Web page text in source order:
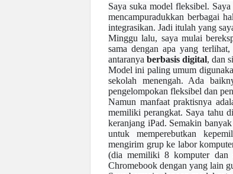
Saya suka model fleksibel.
mencampuradukkan berbagai
integrasikan. Jadi itulah yang
Minggu lalu, saya mulai
sama dengan apa yang terlihat,
antaranya berbasis digital, dan
Model ini paling umum
sekolah menengah. Ada
pengelompokan fleksibel dan
Namun manfaat praktisnya
memiliki perangkat. Saya tahu
keranjang iPad. Semakin
untuk memperebutkan
mengirim grup ke labor
(dia memiliki 8 komputer dan
Chromebook dengan yang lain